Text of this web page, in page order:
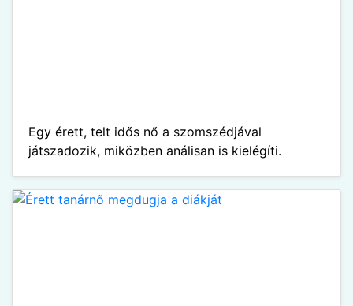
Egy érett, telt idős nő a szomszédjával
játszadozik, miközben análisan is kielégíti.